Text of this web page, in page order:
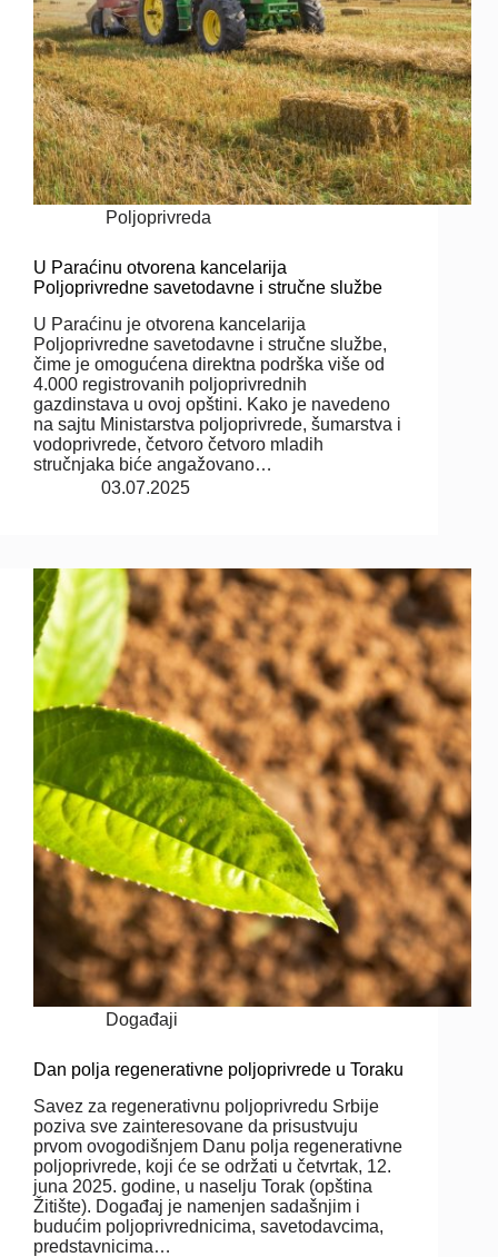
Poljoprivreda
U Paraćinu otvorena kancelarija
Poljoprivredne savetodavne i stručne službe
U Paraćinu je otvorena kancelarija
Poljoprivredne savetodavne i stručne službe,
čime je omogućena direktna podrška više od
4.000 registrovanih poljoprivrednih
gazdinstava u ovoj opštini. Kako je navedeno
na sajtu Ministarstva poljoprivrede, šumarstva i
vodoprivrede, četvoro četvoro mladih
stručnjaka biće angažovano…
03.07.2025
Događaji
Dan polja regenerativne poljoprivrede u Toraku
Savez za regenerativnu poljoprivredu Srbije
poziva sve zainteresovane da prisustvuju
prvom ovogodišnjem Danu polja regenerativne
poljoprivrede, koji će se održati u četvrtak, 12.
juna 2025. godine, u naselju Torak (opština
Žitište). Događaj je namenjen sadašnjim i
budućim poljoprivrednicima, savetodavcima,
predstavnicima…